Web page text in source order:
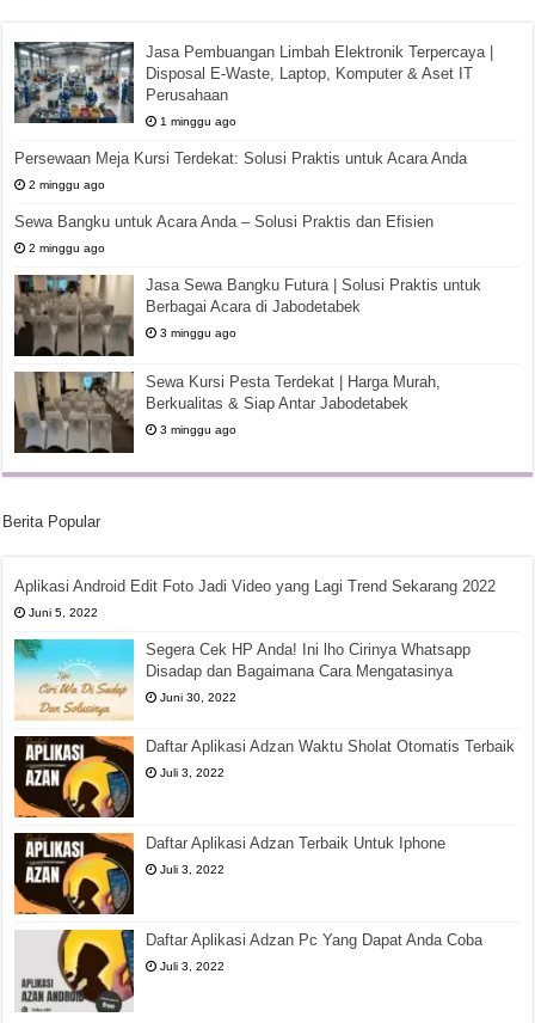
Jasa Pembuangan Limbah Elektronik Terpercaya |
Disposal E-Waste, Laptop, Komputer & Aset IT
Perusahaan
1 minggu ago
Persewaan Meja Kursi Terdekat: Solusi Praktis untuk Acara Anda
2 minggu ago
Sewa Bangku untuk Acara Anda – Solusi Praktis dan Efisien
2 minggu ago
Jasa Sewa Bangku Futura | Solusi Praktis untuk
Berbagai Acara di Jabodetabek
3 minggu ago
Sewa Kursi Pesta Terdekat | Harga Murah,
Berkualitas & Siap Antar Jabodetabek
3 minggu ago
Berita Popular
Aplikasi Android Edit Foto Jadi Video yang Lagi Trend Sekarang 2022
Juni 5, 2022
Segera Cek HP Anda! Ini lho Cirinya Whatsapp
Disadap dan Bagaimana Cara Mengatasinya
Juni 30, 2022
Daftar Aplikasi Adzan Waktu Sholat Otomatis Terbaik
Juli 3, 2022
Daftar Aplikasi Adzan Terbaik Untuk Iphone
Juli 3, 2022
Daftar Aplikasi Adzan Pc Yang Dapat Anda Coba
Juli 3, 2022